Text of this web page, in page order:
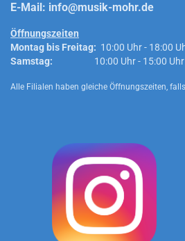
E-Mail: info@musik-mohr.de
Öffnungszeiten
Montag bis Freitag: 10:00 Uhr - 18:00
Samstag: 10:00 Uhr - 15:00 Uhr
Alle Filialen haben gleiche Öffnungszeiten,